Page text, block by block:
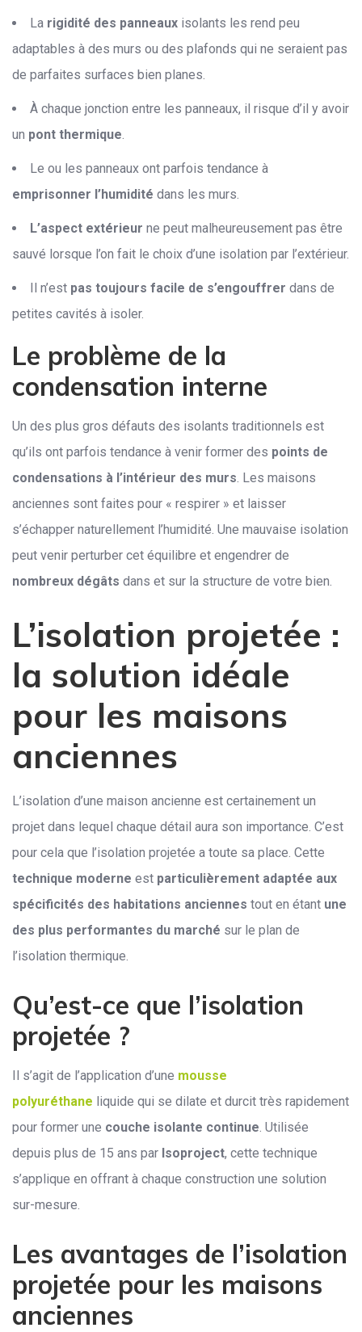
La rigidité des panneaux isolants les rend peu
adaptables à des murs ou des plafonds qui ne seraient pas
de parfaites surfaces bien planes.
À chaque jonction entre les panneaux, il risque d’il y avoir
un pont thermique
Le ou les panneaux ont parfois tendance à
emprisonner l’humidité dans les murs.
L’aspect extérieur ne peut malheureusement pas être
sauvé lorsque l’on fait le choix d’une isolation par l’extérieur.
Il n’est pas toujours facile de s’engouffrer dans de
petites cavités à isoler.
Le problème de la
condensation interne
Un des plus gros défauts des isolants traditionnels est
qu’ils ont parfois tendance à venir former des points de
condensations à l’intérieur des murs . Les maisons
anciennes sont faites pour « respirer » et laisser
s’échapper naturellement l’humidité. Une mauvaise isolation
peut venir perturber cet équilibre et engendrer de
nombreux dégâts dans et sur la structure de votre bien.
L’isolation projetée :
la solution idéale
pour les maisons
anciennes
L’isolation d’une maison ancienne est certainement un
projet dans lequel chaque détail aura son importance. C’est
pour cela que l’isolation projetée a toute sa place. Cette
technique moderne est particulièrement adaptée aux
spécificités des habitations anciennes tout en étant une
des plus performantes du marché sur le plan de
l’isolation thermique.
Qu’est-ce que l’isolation
projetée ?
Il s’agit de l’application d’une mousse
polyuréthane liquide qui se dilate et durcit très rapidement
pour former une couche isolante continue . Utilisée
depuis plus de 15 ans par Isoproject, cette technique
s’applique en offrant à chaque construction une solution
sur-mesure.
Les avantages de l’isolation
projetée pour les maisons
anciennes